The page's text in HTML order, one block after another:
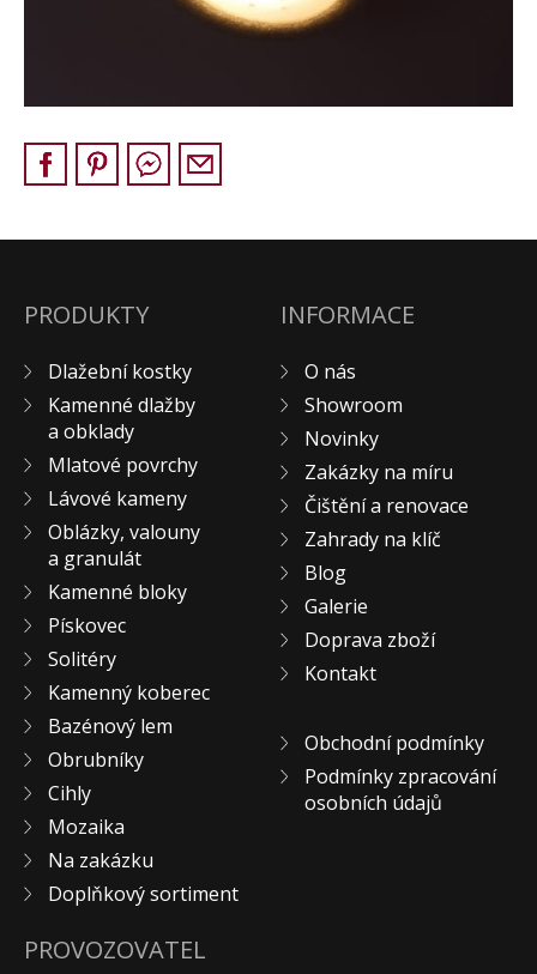
BERA GRAVEL FIX
Terazzo
DLAŽEBNÍ KOSTKY
MLATOVÉ POVRCHY
ZAKÁZKY NA MÍRU
VÝPRODEJ
NOVINKY
BLOG
KONTAKT
PRODUKTY
Dlažební kostky
Kamenné dlažby
a obklady
Mlatové povrchy
Lávové kameny
Oblázky, valouny
a granulát
Kamenné bloky
Pískovec
Solitéry
Kamenný koberec
Bazénový lem
Obrubníky
Cihly
Mozaika
Na zakázku
Doplňkový sortiment
INFORMACE
O nás
Showroom
Novinky
Zakázky na míru
Čištění a renovace
Zahrady na klíč
Blog
Galerie
Doprava zboží
Kontakt
Obchodní podmínky
Podmínky zpracování
osobních údajů
PROVOZOVATEL